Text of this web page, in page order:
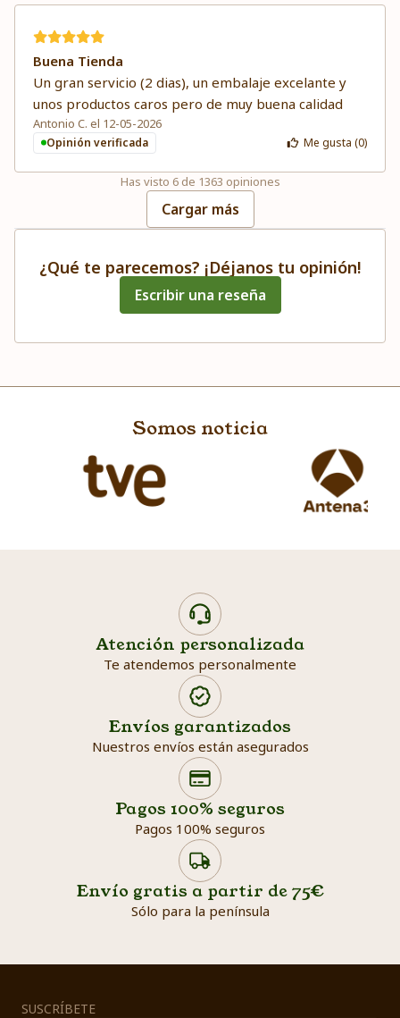
Buena Tienda
Un gran servicio (2 dias), un embalaje excelante y
unos productos caros pero de muy buena calidad
Antonio C. el 12-05-2026
Opinión verificada Me gusta (0)
Has visto 6de 1363 opiniones
Cargar más
¿Qué te parecemos? ¡Déjanos tu opinión!
Escribir una reseña
Somos noticia
Atención personalizada
Te atendemos personalmente
Envíos garantizados
Nuestros envíos están asegurados
Pagos 100% seguros
Pagos 100% seguros
Envío gratis a partir de 75€
Sólo para la península
Search products
SUSCRÍBETE